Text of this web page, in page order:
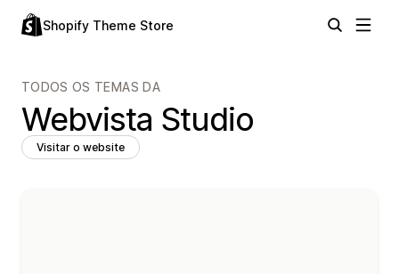
Shopify Theme Store
TODOS OS TEMAS DA
Webvista Studio
Visitar o website